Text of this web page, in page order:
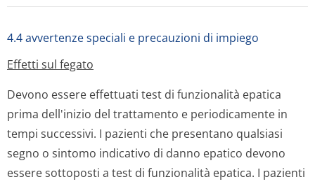
4.4 avvertenze speciali e precauzioni di impiego
Effetti sul fegato
Devono essere effettuati test di funzionalità epatica
prima dell'inizio del trattamento e periodicamente in
tempi successivi. I pazienti che presentano qualsiasi
segno o sintomo indicativo di danno epatico devono
essere sottoposti a test di funzionalità epatica. I pazienti